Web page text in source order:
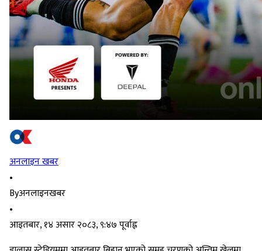
अनलाइन खबर
•
Byअनलाइनखबर
•
आइतबार, १४ असार २०८३, ९:४७ पूर्वाह्न